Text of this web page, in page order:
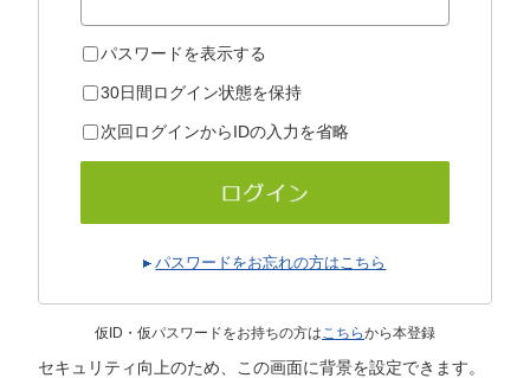
パスワードを表示する
30日間ログイン状態を保持
次回ログインからIDの入力を省略
パスワードをお忘れの方はこちら
仮ID・仮パスワードをお持ちの方はこちらから本登録
セキュリティ向上のため、この画面に背景を設定できます。